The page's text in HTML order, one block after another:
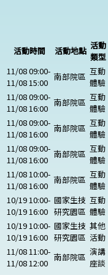
活動時間 活動地點 活動
類型
11/08 09:00-
11/08 15:00
南部院區 互動
體驗
11/08 09:00-
11/08 16:00
南部院區 互動
體驗
11/08 09:00-
11/08 16:00
南部院區 互動
體驗
11/08 09:00-
11/08 16:00
南部院區 互動
體驗
11/08 10:00-
11/08 16:00
南部院區 互動
體驗
10/19 10:00-
10/19 16:00
國家生技
研究園區
互動
體驗
10/19 10:00-
10/19 16:00
國家生技
研究園區
其他
活動
11/08 11:00-
11/08 12:00
南部院區 演講
座談